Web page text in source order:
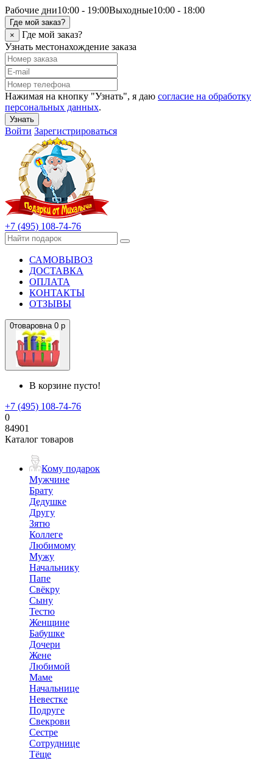
Рабочие дни10:00 - 19:00Выходные10:00 - 18:00
Где мой заказ?
×
Где мой заказ?
Узнать местонахождение заказа
Нажимая на кнопку "Узнать", я даю согласие на обработку
персональных данных.
Узнать
Войти Зарегистрироваться
+7 (495) 108-74-76
САМОВЫВОЗ
ДОСТАВКА
ОПЛАТА
КОНТАКТЫ
ОТЗЫВЫ
0товаровна 0 р
В корзине пусто!
+7 (495) 108-74-76
0
84901
Каталог товаров
Кому подарок
Мужчине
Брату
Дедушке
Другу
Зятю
Коллеге
Любимому
Мужу
Начальнику
Папе
Свёкру
Сыну
Тестю
Женщине
Бабушке
Дочери
Жене
Любимой
Маме
Начальнице
Невестке
Подруге
Свекрови
Сестре
Сотруднице
Тёще